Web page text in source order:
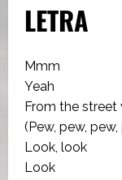
LETRA
Mmm
Yeah
From the street
(Pew, pew,
Look, look
Look